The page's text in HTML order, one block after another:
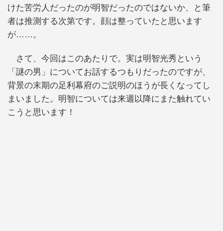
けた苦労人だったのが明智だったのではないか、と筆
者は推測する次第です。顔は整っていたと思います
が……。
さて、今回はこのあたりで。実は明智光秀という
「謎の男」についてお話するつもりだったのですが、
背景の末期の足利幕府のご説明のほうが長くなってし
まいました。明智については来週以降にまた触れてい
こうと思います！